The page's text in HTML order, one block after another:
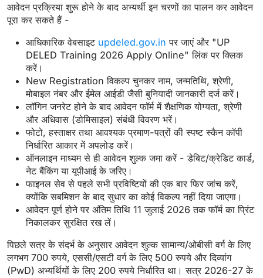
आवेदन प्रक्रिया शुरू होने के बाद अभ्यर्थी इन चरणों का पालन कर आवेदन
पूरा कर सकते हैं -
आधिकारिक वेबसाइट updeled.gov.in पर जाएं और "UP
DELED Training 2026 Apply Online" लिंक पर क्लिक
करें।
New Registration विकल्प चुनकर नाम, जन्मतिथि, श्रेणी,
मोबाइल नंबर और ईमेल आईडी जैसी बुनियादी जानकारी दर्ज करें।
लॉगिन जनरेट होने के बाद आवेदन फॉर्म में शैक्षणिक योग्यता, श्रेणी
और अधिवास (डोमिसाइल) संबंधी विवरण भरें।
फोटो, हस्ताक्षर तथा आवश्यक प्रमाण-पत्रों की स्पष्ट स्कैन कॉपी
निर्धारित आकार में अपलोड करें।
ऑनलाइन माध्यम से ही आवेदन शुल्क जमा करें - डेबिट/क्रेडिट कार्ड,
नेट बैंकिंग या यूपीआई के जरिए।
फाइनल सेव से पहले सभी प्रविष्टियों की एक बार फिर जांच करें,
क्योंकि सबमिशन के बाद सुधार का कोई विकल्प नहीं दिया जाएगा।
आवेदन पूर्ण होने पर अंतिम तिथि 11 जुलाई 2026 तक फॉर्म का प्रिंट
निकालकर सुरक्षित रख लें।
पिछले सत्र के संदर्भ के अनुसार आवेदन शुल्क सामान्य/ओबीसी वर्ग के लिए
लगभग 700 रुपये, एससी/एसटी वर्ग के लिए 500 रुपये और दिव्यांग
(PwD) अभ्यर्थियों के लिए 200 रुपये निर्धारित था। सत्र 2026-27 के